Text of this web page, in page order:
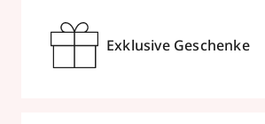
Exklusive Geschenke